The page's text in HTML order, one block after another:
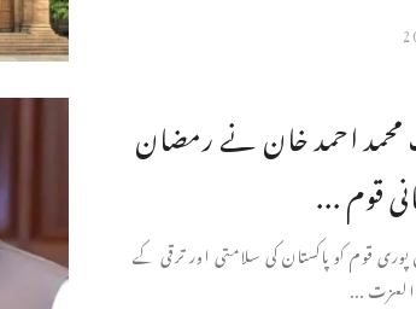
محمد احمد خان نے رمضان
قوم ...
قوم کو پاکستان کی سلامتی اور ترقی کے
العزت ...